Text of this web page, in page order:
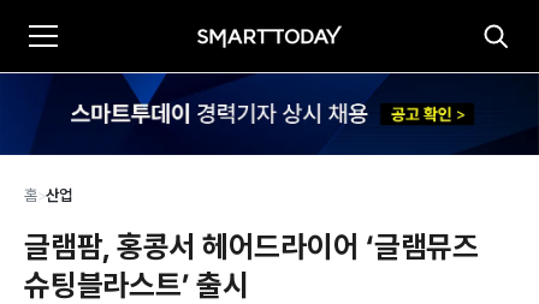
홈>산업
글램팜, 홍콩서 헤어드라이어 ‘글램뮤즈
슈팅블라스트’ 출시